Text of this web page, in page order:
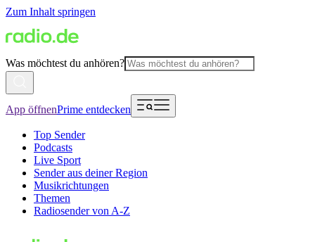
Zum Inhalt springen
Was möchtest du anhören?
App öffnenPrime entdecken
Top Sender
Podcasts
Live Sport
Sender aus deiner Region
Musikrichtungen
Themen
Radiosender von A-Z